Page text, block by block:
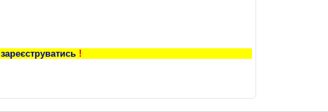
зареєструватись!